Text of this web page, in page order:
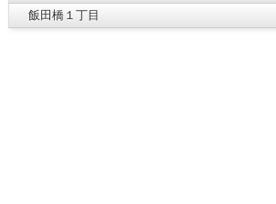
飯田橋１丁目